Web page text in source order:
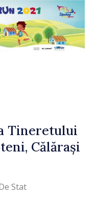
Tineretului
Călărași
Stat